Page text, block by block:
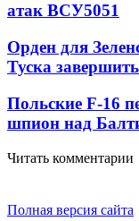
атак ВСУ5051
Орден для
Туска
Польские F-16
шпион над
Читать комментарии
Полная версия сайта